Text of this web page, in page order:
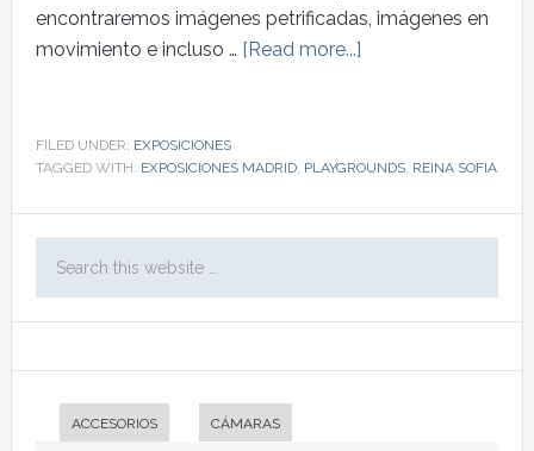
encontraremos imágenes petrificadas, imágenes en
movimiento e incluso … [Read more...]
FILED UNDER: EXPOSICIONES
TAGGED WITH: EXPOSICIONES MADRID, PLAYGROUNDS, REINA SOFIA
ACCESORIOS CÁMARAS